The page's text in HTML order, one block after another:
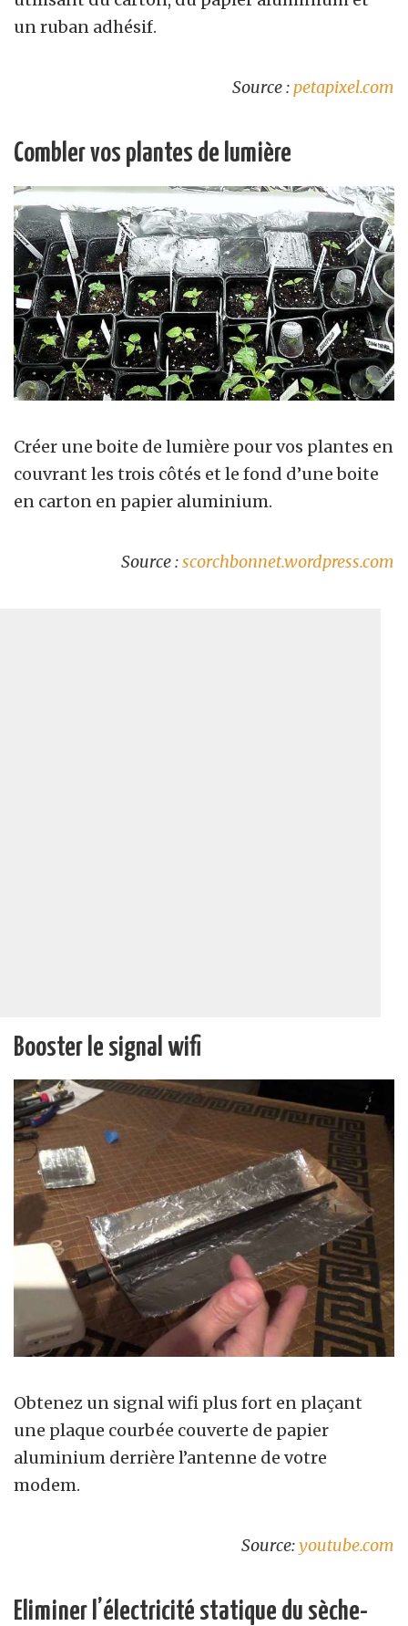
un ruban adhésif.
Source :petapixel.com
Combler vos plantes de lumière
Créer une boite de lumière pour vos plantes en
couvrant les trois côtés et le fond d’une boite
en carton en papier aluminium.
Source :scorchbonnet.wordpress.com
Booster le signal wifi
Obtenez un signal wifi plus fort en plaçant
une plaque courbée couverte de papier
aluminium derrière l’antenne de votre
modem.
Source:youtube.com
Eliminer l’électricité statique du sèche-